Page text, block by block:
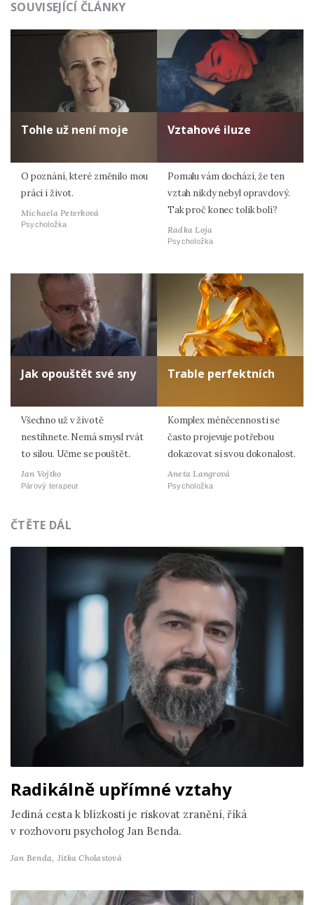
SOUVISEJÍCÍ ČLÁNKY
Tohle už není moje
O poznání, které změnilo mou
práci i život.
Michaela Peterková
Psycholožka
Vztahové iluze
Pomalu vám dochází, že ten
vztah nikdy nebyl opravdový.
Tak proč konec tolik bolí?
Radka Loja
Psycholožka
Jak opouštět své sny
Všechno už v životě
nestihnete. Nemá smysl rvát
to silou. Učme se pouštět.
Jan Vojtko
Párový terapeut
Trable perfektních
Komplex méněcennosti se
často projevuje potřebou
dokazovat si svou dokonalost.
Aneta Langrová
Psycholožka
ČTĚTE DÁL
Radikálně upřímné vztahy
Jediná cesta k blízkosti je riskovat zranění, říká
v rozhovoru psycholog Jan Benda.
Jan Benda, Jitka Cholastová